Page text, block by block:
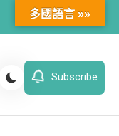
Subscribe
多國語言 »»